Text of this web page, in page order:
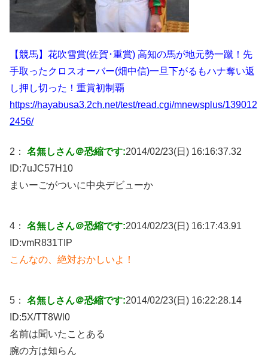
【競馬】花吹雪賞(佐賀･重賞) 高知の馬が地元勢一蹴！先
手取ったクロスオーバー(畑中信)一旦下がるもハナ奪い返
し押し切った！重賞初制覇
https://hayabusa3.2ch.net/test/read.cgi/mnewsplus/139012
2456/
2： 名無しさん＠恐縮です:2014/02/23(日) 16:16:37.32
ID:7uJC57H10
まいーごがついに中央デビューか
4： 名無しさん＠恐縮です:2014/02/23(日) 16:17:43.91
ID:vmR831TIP
こんなの、絶対おかしいよ！
5： 名無しさん＠恐縮です:2014/02/23(日) 16:22:28.14
ID:5X/TT8Wl0
名前は聞いたことある
腕の方は知らん